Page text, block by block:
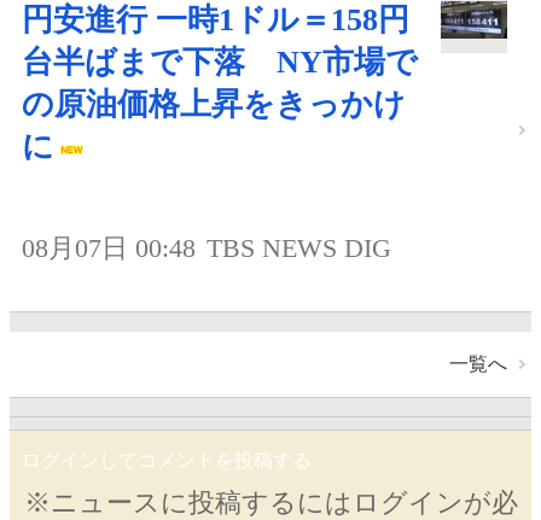
円安進行 一時1ドル＝158円
台半ばまで下落 NY市場で
の原油価格上昇をきっかけ
に
08月07日 00:48 TBS NEWS DIG
一覧へ
ログインしてコメントを投稿する
※ニュースに投稿するにはログインが必